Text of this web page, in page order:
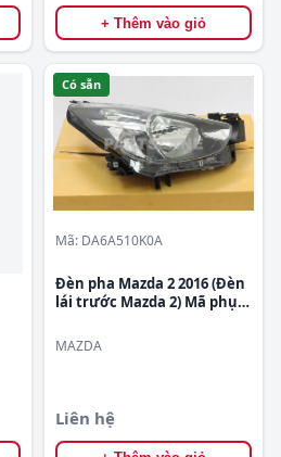
+ Thêm vào giỏ
Có sẵn
Mã: DA6A510K0A
Đèn pha Mazda 2 2016 (Đèn
lái trước Mazda 2) Mã phụ
MAZDA
Liên hệ